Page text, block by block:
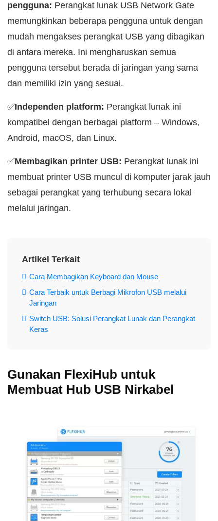
pengguna: Perangkat lunak USB Network Gate
memungkinkan beberapa pengguna untuk dengan
mudah mengakses perangkat USB yang dibagikan
di antara mereka. Ini mengharuskan semua
pengguna tersebut berada di jaringan yang sama
dan memiliki izin yang sesuai.
✅Independen platform: Perangkat lunak ini
kompatibel dengan berbagai platform – Windows,
Android, macOS, dan Linux.
✅Membagikan printer USB: Perangkat lunak ini
membuat printer USB muncul di komputer jarak jauh
sebagai perangkat yang terhubung secara lokal
melalui jaringan.
Artikel Terkait
Cara Membagikan Keyboard dan Mouse
Cara Terbaik untuk Berbagi Mikrofon USB melalui
Jaringan
Switch USB: Solusi Perangkat Lunak dan Perangkat
Keras
Gunakan FlexiHub untuk
Membuat Hub USB Nirkabel